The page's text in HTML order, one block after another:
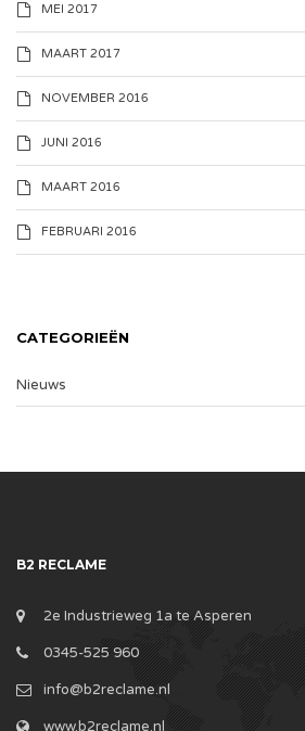
MEI 2017
MAART 2017
NOVEMBER 2016
JUNI 2016
MAART 2016
FEBRUARI 2016
CATEGORIEËN
Nieuws
B2 RECLAME
2e Industrieweg 1a te Asperen
0345-525 960
info@b2reclame.nl
www.b2reclame.nl